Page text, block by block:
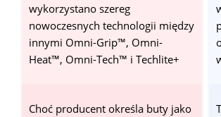
wykorzystano szereg
nowoczesnych technologii między
innymi Omni-Grip™, Omni-
Heat™, Omni-Tech™ i Techlite+
Choć producent określa buty jako